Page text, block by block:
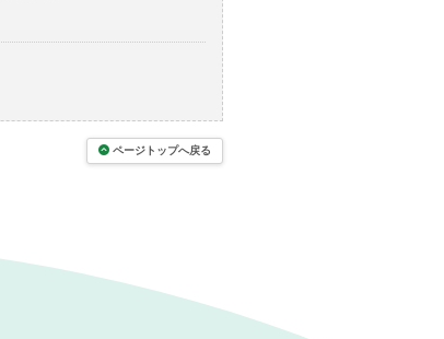
ページトップへ戻る